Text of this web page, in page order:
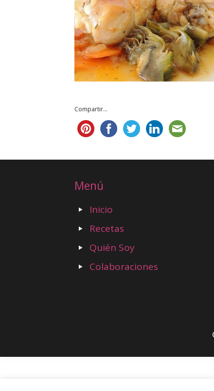
Compartir...
Menú
Inicio
Recetas
Quién Soy
Colaboraciones